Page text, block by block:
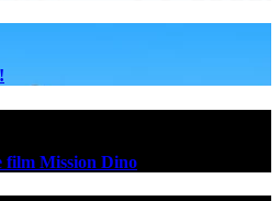
film Mission Dino